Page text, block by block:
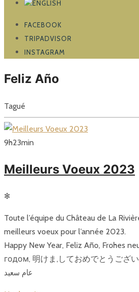
FACEBOOK
TRIPADVISOR
INSTAGRAM
Feliz Año
Tagué
9h23min
Meilleurs Voeux 2023
✻
Toute l’équipe du Château de La
meilleurs voeux pour l’année 2023.
Happy New Year, Feliz Año, Frohes
годом, 明けま,しておめでとうござ
عام سعيد